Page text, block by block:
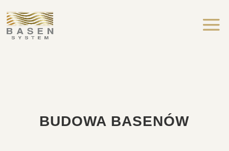
BUDOWA BASENÓW